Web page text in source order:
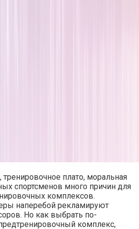
плато, моральная
спортсменов много причин для
комплексов.
наперебой рекламируют
Но как выбрать по-
комплекс,